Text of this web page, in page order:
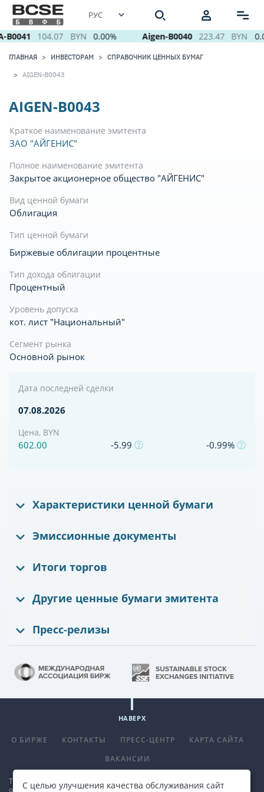
B0041 104.07 BYN 0.00% Aigen-B0040 223.47 BYN
ГЛАВНАЯ ИНВЕСТОРАМ СПРАВОЧНИК ЦЕННЫХ БУМАГ
AIGEN-B0043
AIGEN-B0043
Краткое наименование эмитента
ЗАО "АЙГЕНИС"
Полное наименование эмитента
Закрытое акционерное общество "АЙГЕНИС"
Вид ценной бумаги
Облигация
Тип ценной бумаги
Биржевые облигации процентные
Тип дохода облигации
Процентный
Уровень допуска
кот. лист "Национальный"
Сегмент рынка
Основной рынок
Дата последней сделки
07.08.2026
Цена, BYN
602.00 -5.99 -0.99%
Характеристики ценной бумаги
Эмиссионные документы
Итоги торгов
Другие ценные бумаги эмитента
Пресс-релизы
О БИРЖЕ КОНТАКТЫ ПРЕСС-ЦЕНТР
КАРТА САЙТА
ВАКАНСИИ
Телефон +375 (17) 390 14 70
. E-mail:
office@bcse.by .
НАВЕРХ
С целью улучшения качества обслуживания сайт